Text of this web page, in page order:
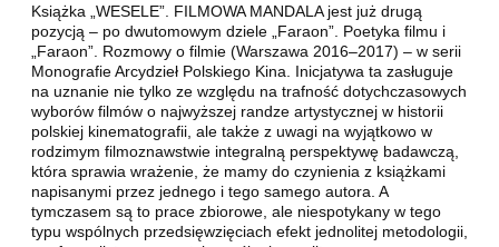
Książka „WESELE”. FILMOWA MANDALA jest już drugą
pozycją – po dwutomowym dziele „Faraon”. Poetyka filmu i
„Faraon”. Rozmowy o filmie (Warszawa 2016–2017) – w serii
Monografie Arcydzieł Polskiego Kina. Inicjatywa ta zasługuje
na uznanie nie tylko ze względu na trafność dotychczasowych
wyborów filmów o najwyższej randze artystycznej w historii
polskiej kinematografii, ale także z uwagi na wyjątkowo w
rodzimym filmoznawstwie integralną perspektywę badawczą,
która sprawia wrażenie, że mamy do czynienia z książkami
napisanymi przez jednego i tego samego autora. A
tymczasem są to prace zbiorowe, ale niespotykany w tego
typu wspólnych przedsięwzięciach efekt jednolitej metodologii,